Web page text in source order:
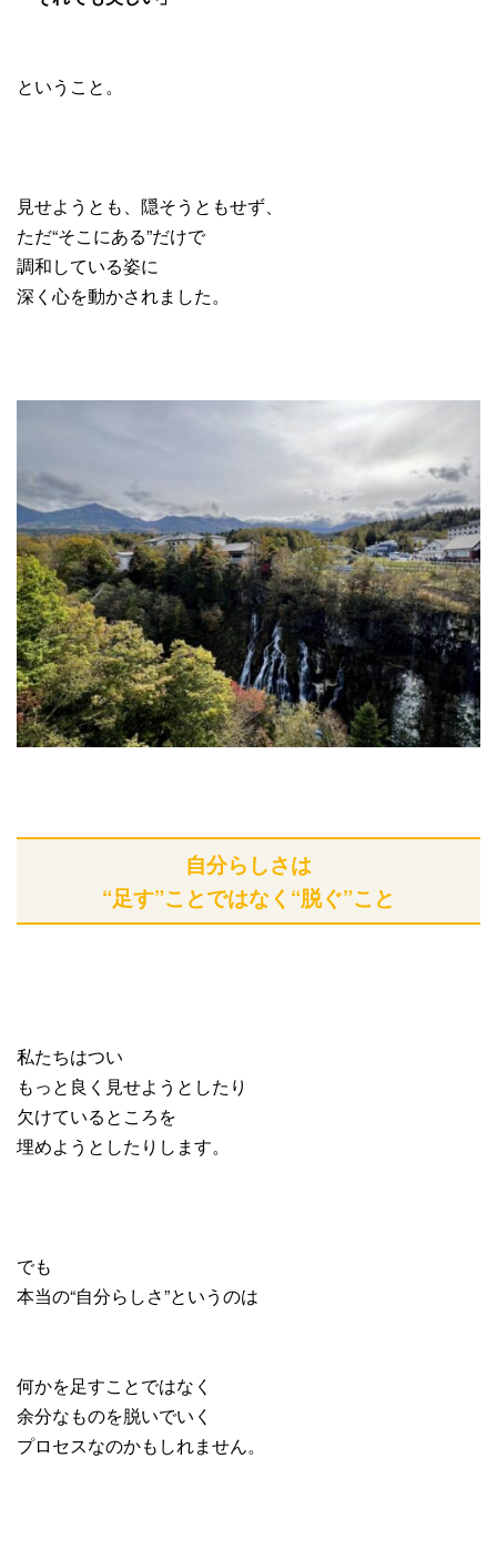
ということ。
見せようとも、隠そうともせず、
ただ“そこにある”だけで
調和している姿に
深く心を動かされました。
自分らしさは
“足す”ことではなく“脱ぐ”こと
私たちはつい
もっと良く見せようとしたり
欠けているところを
埋めようとしたりします。
でも
本当の“自分らしさ”というのは
何かを足すことではなく
余分なものを脱いでいく
プロセスなのかもしれません。